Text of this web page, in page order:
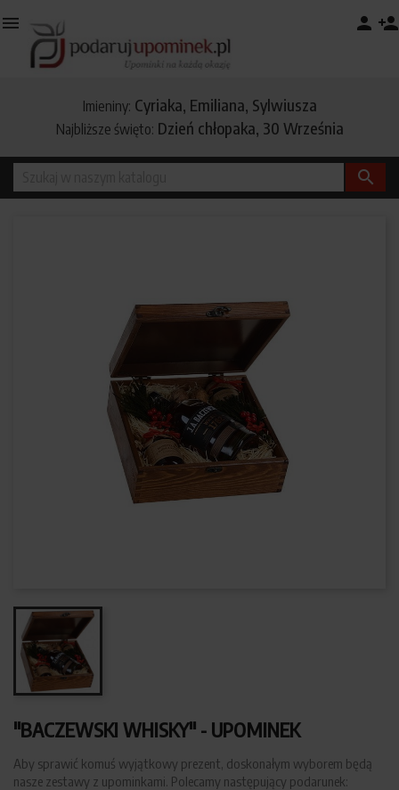
 person person_add
Imieniny: Cyriaka, Emiliana, Sylwiusza
Najbliższe święto: Dzień chłopaka, 30 Września

"BACZEWSKI WHISKY" - UPOMINEK
Aby sprawić komuś wyjątkowy prezent, doskonałym wyborem będą
nasze zestawy z upominkami. Polecamy następujący podarunek: